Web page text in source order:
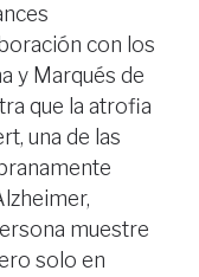
con los
y Marqués de
que la atrofia
una de las
muestre
solo en